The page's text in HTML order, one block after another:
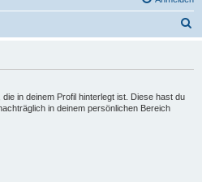
in deinem Profil hinterlegt ist. Diese hast du
in deinem persönlichen Bereich